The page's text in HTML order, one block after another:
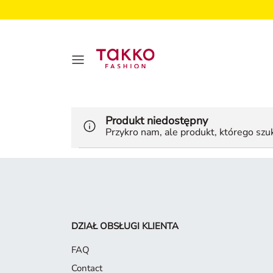
Produkt niedostępny
Przykro nam, ale produkt, którego
DZIAŁ OBSŁUGI KLIENTA
FAQ
Contact